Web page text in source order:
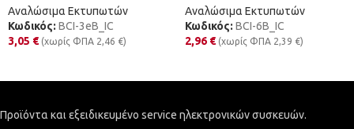
Αναλώσιμα Εκτυπωτών
Κωδικός: BCI-3eB_IC
3,05 € (χωρίς ΦΠΑ 2,46 €)
Αναλώσιμα Εκτυπωτών
Κωδικός: BCI-6B_IC
2,96 € (χωρίς ΦΠΑ 2,39 €)
Προϊόντα και εξειδικευμένο service ηλεκτρονικών συσκευών.